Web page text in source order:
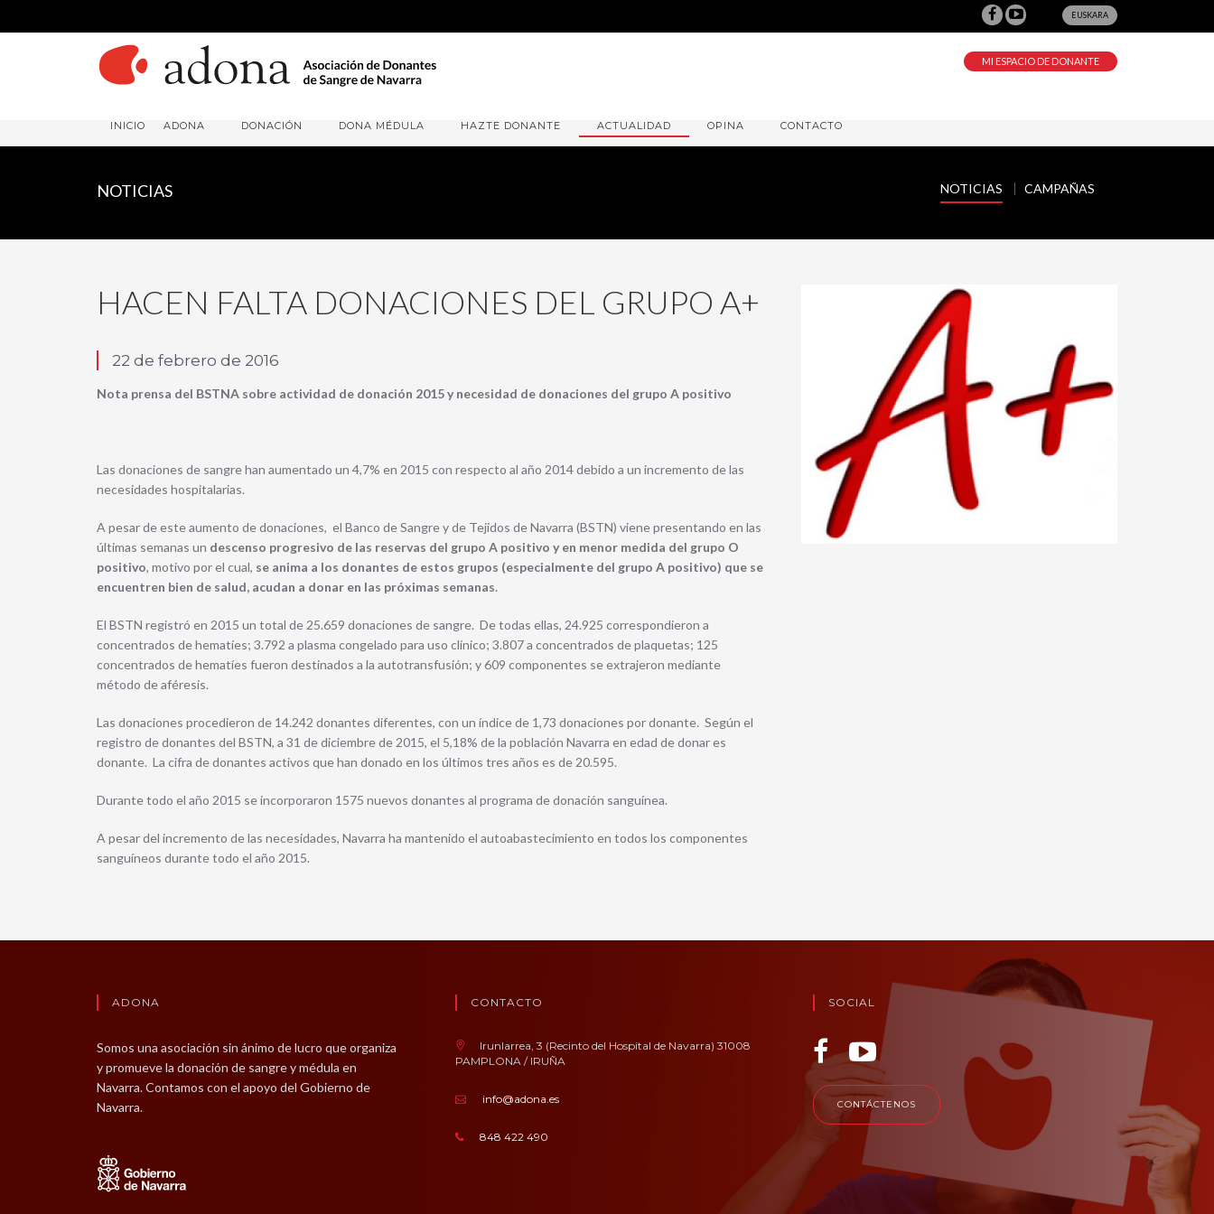
EUSKARA
MI ESPACIO DE DONANTE
INICIO ADONA DONACIÓN DONA MÉDULA HAZTE DONANTE ACTUALIDAD OPINA CONTACTO
NOTICIAS NOTICIAS CAMPAÑAS
HACEN FALTA DONACIONES DEL GRUPO A+
22 de febrero de 2016
Nota prensa del BSTNA sobre actividad de donación 2015 y necesidad de donaciones del grupo A positivo
Las donaciones de sangre han aumentado un 4,7% en 2015 con respecto al año 2014 debido a un incremento de las
necesidades hospitalarias.
A pesar de este aumento de donaciones, el Banco de Sangre y de Tejidos de Navarra (BSTN) viene presentando en las
últimas semanas un descenso progresivo de las reservas del grupo A positivo y en menor medida del grupo O
positivo, motivo por el cual, se anima a los donantes de estos grupos (especialmente del grupo A positivo) que se
encuentren bien de salud, acudan a donar en las próximas semanas.
El BSTN registró en 2015 un total de 25.659 donaciones de sangre. De todas ellas, 24.925 correspondieron a
concentrados de hematíes; 3.792 a plasma congelado para uso clínico; 3.807 a concentrados de plaquetas; 125
concentrados de hematíes fueron destinados a la autotransfusión; y 609 componentes se extrajeron mediante
método de aféresis.
Las donaciones procedieron de 14.242 donantes diferentes, con un índice de 1,73 donaciones por donante. Según el
registro de donantes del BSTN, a 31 de diciembre de 2015, el 5,18% de la población Navarra en edad de donar es
donante. La cifra de donantes activos que han donado en los últimos tres años es de 20.595.
Durante todo el año 2015 se incorporaron 1575 nuevos donantes al programa de donación sanguínea.
A pesar del incremento de las necesidades, Navarra ha mantenido el autoabastecimiento en todos los componentes
sanguíneos durante todo el año 2015.
ADONA
Somos una asociación sin ánimo de lucro que organiza
y promueve la donación de sangre y médula en
Navarra. Contamos con el apoyo del Gobierno de
Navarra.
CONTACTO
Irunlarrea, 3 (Recinto del Hospital de Navarra) 31008
PAMPLONA / IRUÑA
info@adona.es
848 422 490
SOCIAL
CONTÁCTENOS